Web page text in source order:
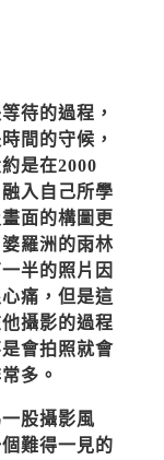
待的過程，
間的守候，
是在2000
入自己所學
面的構圖更
羅洲的雨林
半的照片因
痛，但是這
攝影的過程
會拍照就會
多。
股攝影風
難得一見的